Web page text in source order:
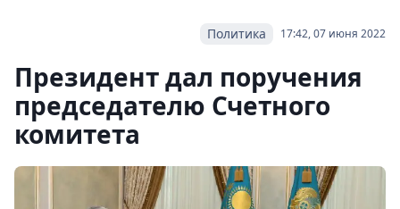
17:42, 07 июня 2022
Политика
Президент дал поручения
председателю Счетного
комитета